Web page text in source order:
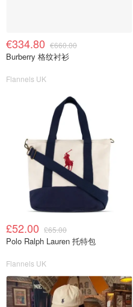
€334.80 €660.00
Burberry 格纹衬衫
Flannels UK
£52.00 £65.00
Polo Ralph Lauren 托特包
Flannels UK